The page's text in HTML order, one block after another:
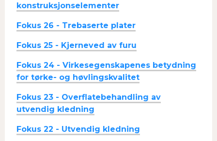
konstruksjonselementer
Fokus 26 - Trebaserte plater
Fokus 25 - Kjerneved av furu
Fokus 24 - Virkesegenskapenes betydning
for tørke- og høvlingskvalitet
Fokus 23 - Overflatebehandling av
utvendig kledning
Fokus 22 - Utvendig kledning